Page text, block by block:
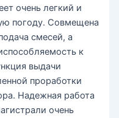
очень легкий и
погоду. Совмещена
смесей, а
к
выдачи
проработки
Надежная работа
очень